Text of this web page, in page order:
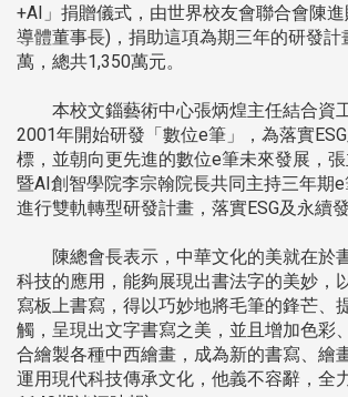
+AI」捐贈儀式，由世界校友會聯合會陳
導體董事長)，捐助這項為期三年的研發
萬，總共1,350萬元。
本校文錙藝術中心張炳煌主任結合資
2001年開始研發「數位e筆」，為落實
標，並朝向更先進的數位e筆未來發展，
暨AI創智學院李宗翰院長共同主持三年期e
進行雙軌轉型研發計畫，落實ESG及永續發
陳總會長表示，中華文化的美就在於
科技的應用，能夠展現出書法字的美妙，
寫板上書寫，得以巧妙地將毛筆的鋒芒、
觸，呈現出文字書寫之美，並且增加色彩
合繪製各種中西繪畫，成為新的書寫、繪
運用現代科技傳承文化，他義不容辭，全